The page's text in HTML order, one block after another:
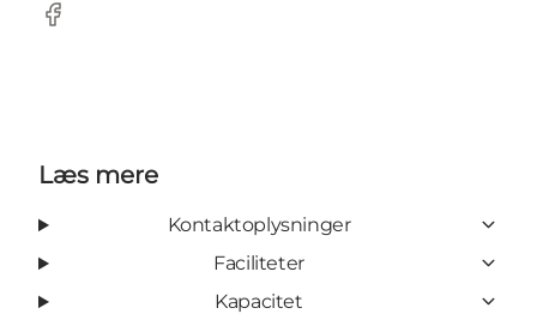
facebook
Læs mere
Kontaktoplysninger
Faciliteter
Kapacitet